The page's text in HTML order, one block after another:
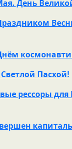
День
Пасхой!
рессоры